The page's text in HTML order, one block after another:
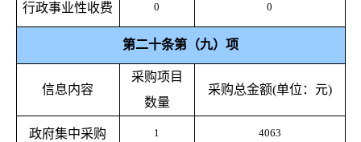
行政事业性收费 0 0
第二十条第（九）项
信息内容
采购项目
数量
采购总金额(单位：元)
政府集中采购 1 4063